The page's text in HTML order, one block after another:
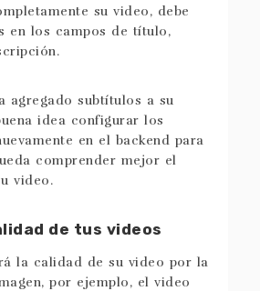
su video, debe
en los campos de título,
agregado subtítulos a su
idea configurar los
en el backend para
comprender mejor el
video.
de tus videos
la calidad de su video por la
por ejemplo, el video